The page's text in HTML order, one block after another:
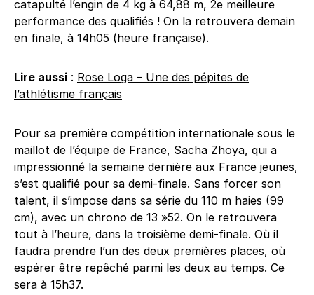
catapulté l’engin de 4 kg à 64,88 m, 2e meilleure
performance des qualifiés ! On la retrouvera demain
en finale, à 14h05 (heure française).
Lire aussi : Rose Loga – Une des pépites de
l’athlétisme français
Pour sa première compétition internationale sous le
maillot de l’équipe de France, Sacha Zhoya, qui a
impressionné la semaine dernière aux France jeunes,
s’est qualifié pour sa demi-finale. Sans forcer son
talent, il s’impose dans sa série du 110 m haies (99
cm), avec un chrono de 13 »52. On le retrouvera
tout à l’heure, dans la troisième demi-finale. Où il
faudra prendre l’un des deux premières places, où
espérer être repêché parmi les deux au temps. Ce
sera à 15h37.